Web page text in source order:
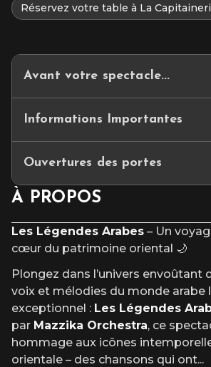
Réservez votre table à La
Avant votre spectacle...
LA CAPITAINERIE
tapas
————————————
ACCÈS & PARKING
Les parkings INDIGO & Q-
réserverexclusivement en
venue.
————————————
RÉSERVEZ VOTRE TABLE À LA
CAPITAINERIE
Informations Importantes
Ouvertures des portes
🚪 Ouverture des portes : 18h30
À PROPOS
Les Légendes Arabes – Un
cœur du patrimoine oriental 🌙
Plongez dans l’univers envoûtant
voix et mélodies du monde arabe
exceptionnel : Les Légendes
par Mazzika Orchestra, ce
hommage aux icônes
orientale – des chansons qui ont...